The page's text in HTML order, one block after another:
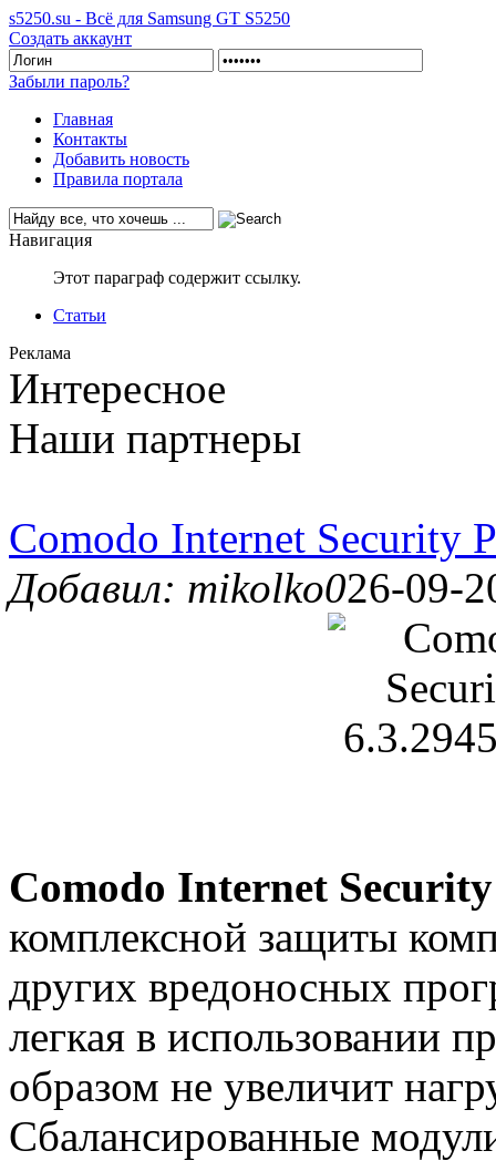
s5250.su - Всё для Samsung GT S5250
Создать аккаунт
Забыли пароль?
Главная
Контакты
Добавить новость
Правила портала
Навигация
Этот параграф содержит ссылку.
Статьи
Реклама
Интересное
Наши партнеры
Comodo Internet Security
Добавил: mikolko026-09-
Comodo Internet
комплексной защиты
других вредоносных
легкая в использовании
образом не увеличит
Сбалансированные